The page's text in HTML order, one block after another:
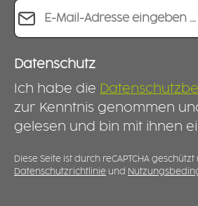
E-Mail-Adresse*
Datenschutz
Ich habe die
zur Kenntnis genommen
gelesen und bin mit ihnen
Diese Seite ist durch reCAPTCHA
Datenschutzrichtlinie und